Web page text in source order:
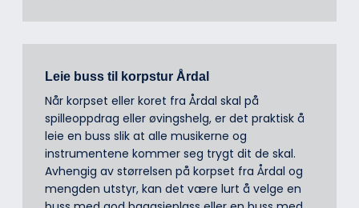
Leie buss til korpstur Årdal
Når korpset eller koret fra Årdal skal på
spilleoppdrag eller øvingshelg, er det praktisk å
leie en buss slik at alle musikerne og
instrumentene kommer seg trygt dit de skal.
Avhengig av størrelsen på korpset fra Årdal og
mengden utstyr, kan det være lurt å velge en